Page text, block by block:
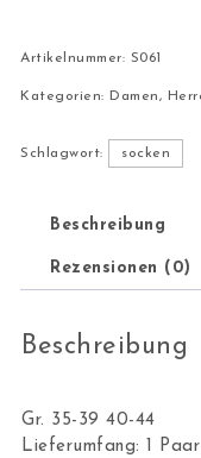
Artikelnummer: S061
Kategorien: Damen,
Schlagwort: socken
Beschreibung
Rezensionen (0)
Beschreibung
Gr. 35-39 40-44
Lieferumfang: 1 Paar